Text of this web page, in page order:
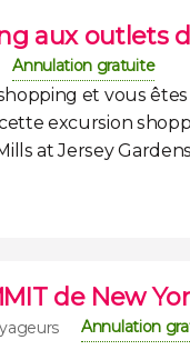
aux outlets
Annulation gratuite
et vous
cetteexcursion
at Jersey Gardens
de New
Annulation